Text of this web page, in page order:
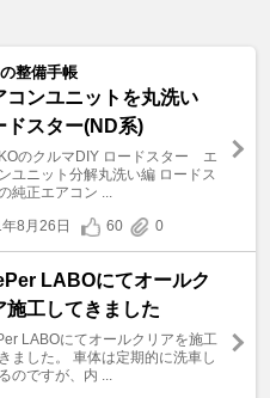
整備手帳
コンユニットを丸洗い
ドスター(ND系)
のクルマDIY ロードスター エ
ユニット分解丸洗い編 ロードス
純正エアコン ...
8月26日
60 0
LABOにてオールク
施工してきました
LABOにてオールクリアを施工
ました。 車体は定期的に洗車し
のですが、内 ...